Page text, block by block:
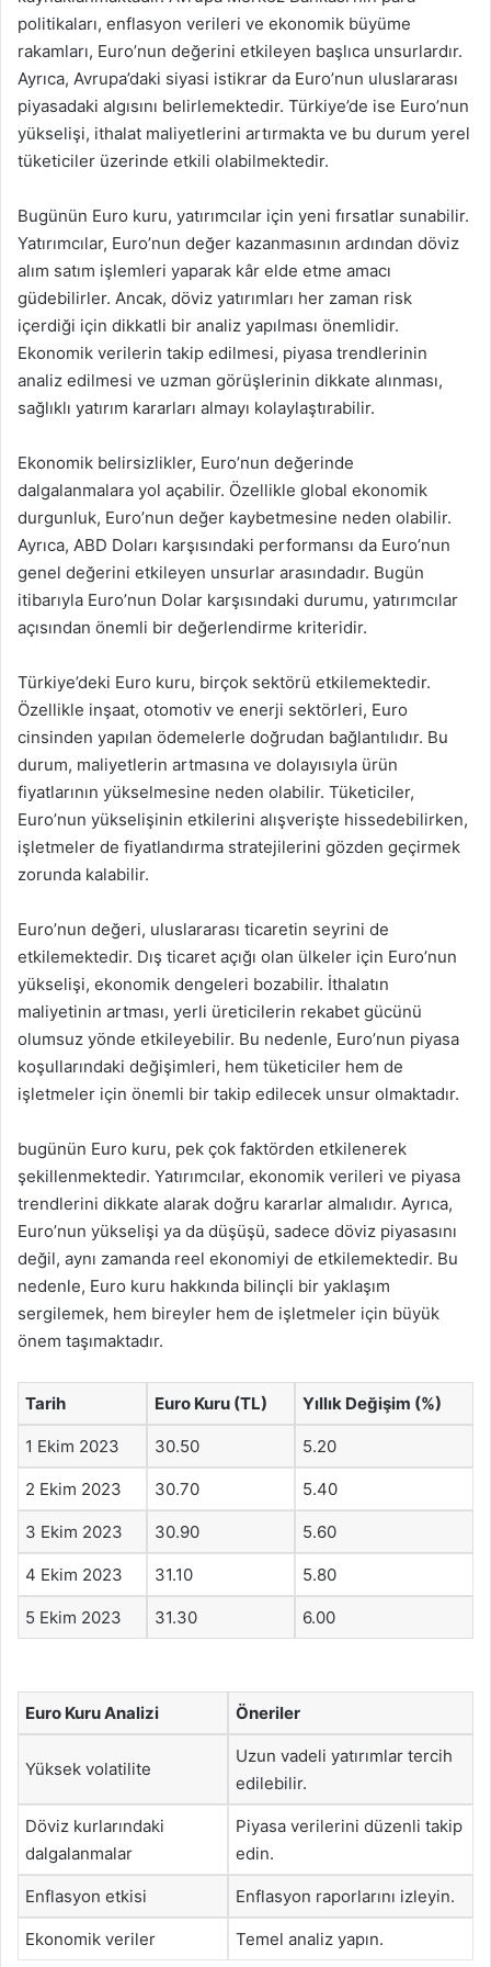
politikaları, enflasyon verileri ve ekonomik büyüme
rakamları, Euro’nun değerini etkileyen başlıca unsurlardır.
Ayrıca, Avrupa’daki siyasi istikrar da Euro’nun uluslararası
piyasadaki algısını belirlemektedir. Türkiye’de ise Euro’nun
yükselişi, ithalat maliyetlerini artırmakta ve bu durum yerel
tüketiciler üzerinde etkili olabilmektedir.
Bugünün Euro kuru, yatırımcılar için yeni fırsatlar sunabilir.
Yatırımcılar, Euro’nun değer kazanmasının ardından döviz
alım satım işlemleri yaparak kâr elde etme amacı
güdebilirler. Ancak, döviz yatırımları her zaman risk
içerdiği için dikkatli bir analiz yapılması önemlidir.
Ekonomik verilerin takip edilmesi, piyasa trendlerinin
analiz edilmesi ve uzman görüşlerinin dikkate alınması,
sağlıklı yatırım kararları almayı kolaylaştırabilir.
Ekonomik belirsizlikler, Euro’nun değerinde
dalgalanmalara yol açabilir. Özellikle global ekonomik
durgunluk, Euro’nun değer kaybetmesine neden olabilir.
Ayrıca, ABD Doları karşısındaki performansı da Euro’nun
genel değerini etkileyen unsurlar arasındadır. Bugün
itibarıyla Euro’nun Dolar karşısındaki durumu, yatırımcılar
açısından önemli bir değerlendirme kriteridir.
Türkiye’deki Euro kuru, birçok sektörü etkilemektedir.
Özellikle inşaat, otomotiv ve enerji sektörleri, Euro
cinsinden yapılan ödemelerle doğrudan bağlantılıdır. Bu
durum, maliyetlerin artmasına ve dolayısıyla ürün
fiyatlarının yükselmesine neden olabilir. Tüketiciler,
Euro’nun yükselişinin etkilerini alışverişte hissedebilirken,
işletmeler de fiyatlandırma stratejilerini gözden geçirmek
zorunda kalabilir.
Euro’nun değeri, uluslararası ticaretin seyrini de
etkilemektedir. Dış ticaret açığı olan ülkeler için Euro’nun
yükselişi, ekonomik dengeleri bozabilir. İthalatın
maliyetinin artması, yerli üreticilerin rekabet gücünü
olumsuz yönde etkileyebilir. Bu nedenle, Euro’nun piyasa
koşullarındaki değişimleri, hem tüketiciler hem de
işletmeler için önemli bir takip edilecek unsur olmaktadır.
bugünün Euro kuru, pek çok faktörden etkilenerek
şekillenmektedir. Yatırımcılar, ekonomik verileri ve piyasa
trendlerini dikkate alarak doğru kararlar almalıdır. Ayrıca,
Euro’nun yükselişi ya da düşüşü, sadece döviz piyasasını
değil, aynı zamanda reel ekonomiyi de etkilemektedir. Bu
nedenle, Euro kuru hakkında bilinçli bir yaklaşım
sergilemek, hem bireyler hem de işletmeler için büyük
önem taşımaktadır.
Tarih Euro Kuru (TL) Yıllık Değişim (%)
1 Ekim 2023 30.50 5.20
2 Ekim 2023 30.70 5.40
3 Ekim 2023 30.90 5.60
4 Ekim 2023 31.10 5.80
5 Ekim 2023 31.30 6.00
Euro Kuru Analizi Öneriler
Yüksek volatilite
Uzun vadeli yatırımlar tercih
edilebilir.
Döviz kurlarındaki
dalgalanmalar
Piyasa verilerini düzenli takip
edin.
Enflasyon etkisi Enflasyon raporlarını izleyin.
Ekonomik veriler Temel analiz yapın.